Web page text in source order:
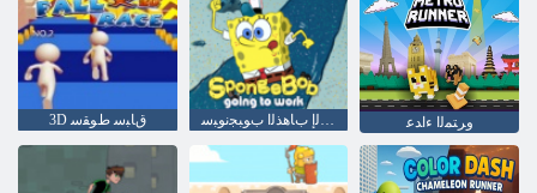
3D ﻕﺎﺒﺳ ﻁﻮﻘﺳ ﻞﻤﻌﻟﺍ ﻰﻟﺇ ﺏﺎﻫﺬﻟﺍ ﺏﻮﺒﺠﻧﻮﺒﺳ ﻭﺮﺘﻤﻟﺍ ءﺍﺪﻋ